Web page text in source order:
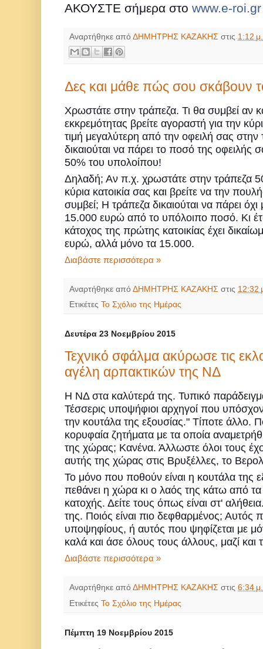
ΑΚΟΥΣΤΕ σήμερα στο www.e-roi.gr
Αναρτήθηκε από ΔΗΜΗΤΡΗΣ ΚΑΖΑΚΗΣ στις 1:12
Δες και μάθε πώς σου σκάβουν
Χρωστάτε στην τράπεζα. Τι θα συμβεί αν
εκκρεμότητας βρείτε αγοραστή για την
τιμή μεγαλύτερη από την οφειλή σας
δικαιούται να πάρει το ποσό της οφειλής
50% του υπολοίπου!
Δηλαδή; Αν π.χ. χρωστάτε στην τράπεζα
κύρια κατοικία σας και βρείτε να την
συμβεί; Η τράπεζα δικαιούται να πάρει
15.000 ευρώ από το υπόλοιπο ποσό. Κι
κάτοχος της πρώτης κατοικίας έχει
ευρώ, αλλά μόνο τα 15.000.
Διαβάστε περισσότερα »
Αναρτήθηκε από ΔΗΜΗΤΡΗΣ ΚΑΖΑΚΗΣ στις 12:32
Ετικέτες Το Σχόλιο της Ημέρας
Δευτέρα 23 Νοεμβρίου 2015
Τεχνικό σφάλμα ακύρωσε τις
αγέλη αρπακτικών της ΝΔ
Η ΝΔ στα καλύτερά της. Τυπικό
Τέσσερις υποψήφιοι αρχηγοί που
την κουτάλα της εξουσίας." Τίποτε άλλο.
κορυφαία ζητήματα με τα οποία
της χώρας; Κανένα. Άλλωστε όλοι τους
αυτής της χώρας στις Βρυξέλλες, το
Το μόνο που ποθούν είναι η κουτάλα της
πεθάνει η χώρα κι ο λαός της κάτω από
κατοχής. Δείτε τους όπως είναι στ'
της. Ποιός είναι πιο δεφθαρμένος; Αυτός
υποψηφίους, ή αυτός που ψηφίζεται με
καλά και άσε όλους τους άλλους, μαζί και
Διαβάστε περισσότερα »
Αναρτήθηκε από ΔΗΜΗΤΡΗΣ ΚΑΖΑΚΗΣ στις 6:34
Ετικέτες Το Σχόλιο της Ημέρας
Πέμπτη 19 Νοεμβρίου 2015